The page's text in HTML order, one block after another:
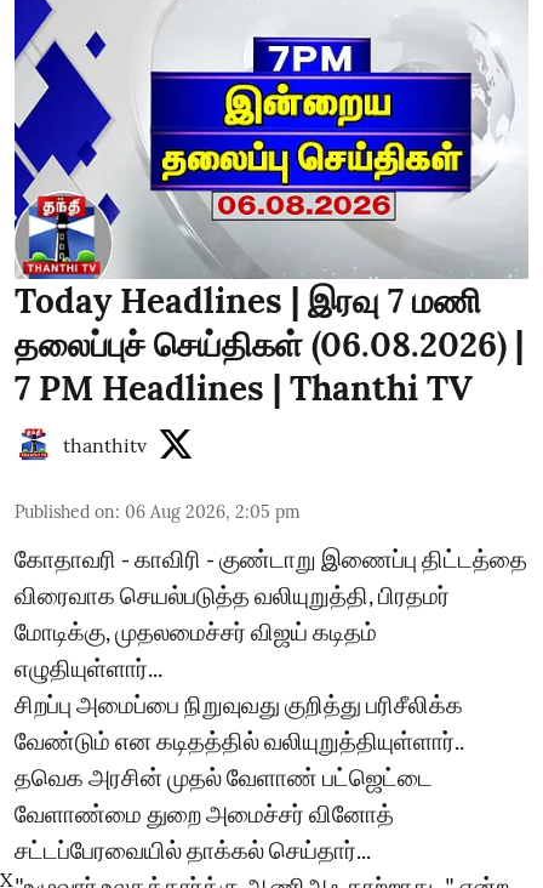
Today Headlines | இரவு 7 மணி
தலைப்புச் செய்திகள் (06.08.2026) |
7 PM Headlines | Thanthi TV
thanthitv
Published on: 06 Aug 2026, 2:05 pm
கோதாவரி - காவிரி - குண்டாறு இணைப்பு திட்டத்தை
விரைவாக செயல்படுத்த வலியுறுத்தி, பிரதமர்
மோடிக்கு, முதலமைச்சர் விஜய் கடிதம்
எழுதியுள்ளார்...
சிறப்பு அமைப்பை நிறுவுவது குறித்து பரிசீலிக்க
வேண்டும் என கடிதத்தில் வலியுறுத்தியுள்ளார்..
தவெக அரசின் முதல் வேளாண் பட்ஜெட்டை
வேளாண்மை துறை அமைச்சர் வினோத்
சட்டப்பேரவையில் தாக்கல் செய்தார்...
X